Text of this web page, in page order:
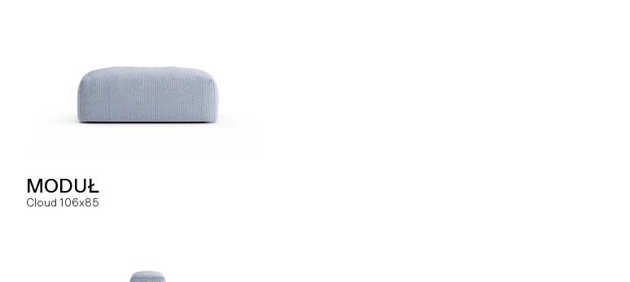
MODUŁ
Cloud 106x85
Hug dual
MODUŁ
Slay MC